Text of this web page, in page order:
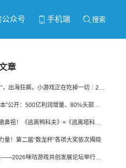
公众号 手机端 搜索
章
端游“复活”，出海狂飙，小游戏正在吃掉一切｜2026上半年产业报告
游戏AI“账本”公开：500亿利润增量、80%头部入局，谁在闷声发财？
对话搜打撤鼻祖！《逃离鸭科夫》×《逃离塔科夫》官方线下沙龙落幕
量！第二届“数龙杯”各项大奖依次揭晓
智竞·未来——2026咪咕游戏共创发展论坛举行：聚力精品内容、AI创作与电竞生态，共建高品质益智健康游戏社区